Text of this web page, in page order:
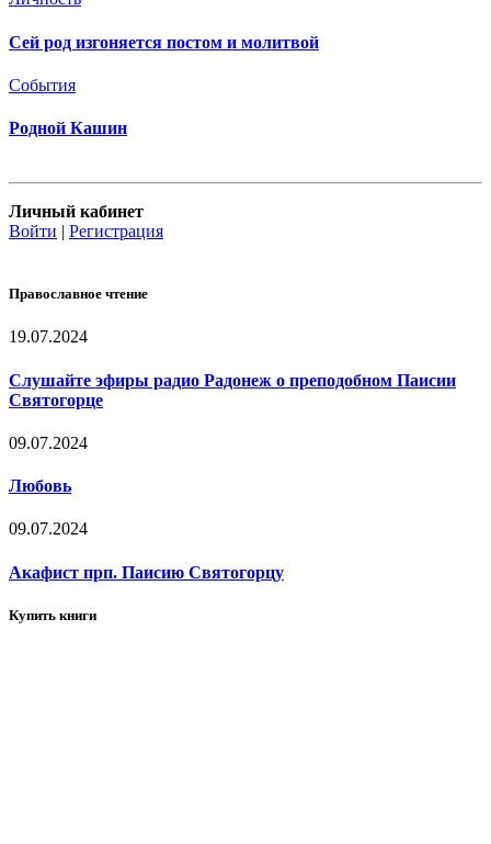
Сей род изгоняется постом и молитвой
События
Родной Кашин
Личный кабинет
Войти | Регистрация
Православное чтение
19.07.2024
Слушайте эфиры радио Радонеж о преподобном Паисии
Святогорце
09.07.2024
Любовь
09.07.2024
Акафист прп. Паисию Святогорцу
Купить книги